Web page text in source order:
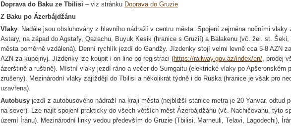
Doprava do Baku ze Tbilisi – viz stránku Doprava do Gruzie
Z Baku po Ázerbájdžánu
Vlaky. Nadále jsou obsluhovány z hlavního nádraží v centru města. Spojení zejména nočními vlaky
Astary, na západ do Agstafy, Qazachu, Buyuk Kesik (hranice s Gruzií) a Balakenu (vč. žel. st. Šeki,
města poměrně vzdálená). Denní rychlík jezdí do Gandžy. Jízdenky stojí velmi levně cca 5-8 AZN
AZN za kupejnyj. Jízdenky lze koupit i on-line po registraci (https://railway.gov.az/index/en/, prodej
ázerštině a ruštině). Místní vlaky jezdí ráno a večer do Sumgaitu (elektrické vlaky po Apšeronském
zrušeny). Mezinárodní vlaky zajíždějí do Tbilisi a několikrát týdně i do Ruska (hranice je však pro
uzavřena).
Autobusy jezdí z autobusového nádraží na kraji města (nejbližší stanice metra je 20 Yanvar, odtud
na sever). Lze najít spojení prakticky do všech větších měst Ázerbájdžánu (vč. Nachičevanu, tyto
území Íránu). Mezinárodní linky vedou především do Gruzie (Tbilisi, Marneuli, Telavi, Lagodechi),